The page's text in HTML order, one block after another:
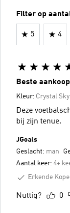
Filter op
5 4
Beste aankoop
Kleur: Crystal
Deze
bij zijn tenue.
JGoals
Geslacht: man
Aantal keer: 4+
Erkende
Nuttig? 0